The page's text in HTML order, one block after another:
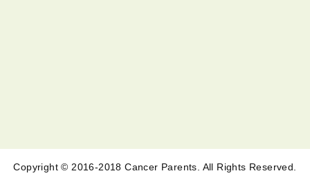
Copyright © 2016-2018 Cancer Parents. All Rights Reserved.